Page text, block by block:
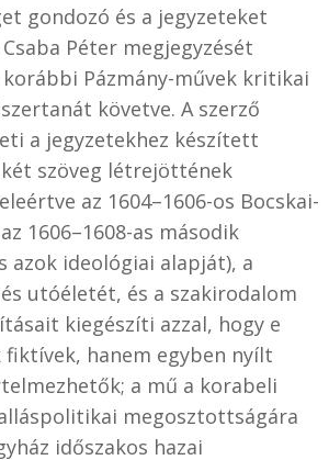
gondozó és a jegyzeteket
Péter megjegyzését
Pázmány-művek kritikai
követve. A szerző
a jegyzetekhez készített
szöveg létrejöttének
az 1604–1606-os Bocskai-
1606–1608-as második
azok ideológiai alapját), a
utóéletét, és a szakirodalom
kiegészíti azzal, hogy e
fiktívek, hanem egyben nyílt
a mű a korabeli
megosztottságára
időszakos hazai